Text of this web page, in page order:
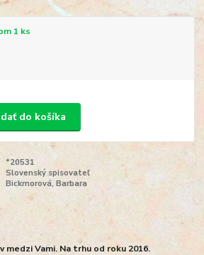
1 ks
do košíka
*20531
Slovenský spisovateľ
Bickmorová, Barbara
medzi Vami. Na trhu od roku 2016.